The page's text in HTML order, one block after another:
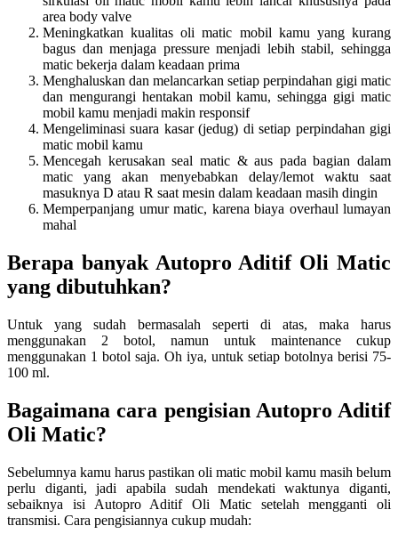
area body valve
Meningkatkan kualitas oli matic mobil kamu yang kurang
bagus dan menjaga pressure menjadi lebih stabil, sehingga
matic bekerja dalam keadaan prima
Menghaluskan dan melancarkan setiap perpindahan gigi matic
dan mengurangi hentakan mobil kamu, sehingga gigi matic
mobil kamu menjadi makin responsif
Mengeliminasi suara kasar (jedug) di setiap perpindahan gigi
matic mobil kamu
Mencegah kerusakan seal matic & aus pada bagian dalam
matic yang akan menyebabkan delay/lemot waktu saat
masuknya D atau R saat mesin dalam keadaan masih dingin
Memperpanjang umur matic, karena biaya overhaul lumayan
mahal
Berapa banyak Autopro Aditif Oli Matic
yang dibutuhkan?
Untuk yang sudah bermasalah seperti di atas, maka harus
menggunakan 2 botol, namun untuk maintenance cukup
menggunakan 1 botol saja. Oh iya, untuk setiap botolnya berisi 75-
100 ml.
Bagaimana cara pengisian Autopro Aditif
Oli Matic?
Sebelumnya kamu harus pastikan oli matic mobil kamu masih belum
perlu diganti, jadi apabila sudah mendekati waktunya diganti,
sebaiknya isi Autopro Aditif Oli Matic setelah mengganti oli
transmisi. Cara pengisiannya cukup mudah: